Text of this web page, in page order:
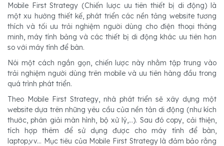
Mobile First Strategy (Chiến lược ưu tiên thiết bị di động) là
một xu hướng thiết kế, phát triển các nền tảng website tương
thích và tối ưu trải nghiệm người dùng cho điện thoại thông
minh, máy tính bảng và các thiết bị di động khác ưu tiên hơn
so với máy tính để bàn.
Nói một cách ngắn gọn, chiến lược này nhằm tập trung vào
trải nghiệm người dùng trên mobile và ưu tiên hàng đầu trong
quá trình phát triển.
Theo Mobile First Strategy, nhà phát triển sẽ xây dựng một
website dựa trên những yêu cầu của nền tản di động (như kích
thước, phân giải màn hình, bộ xử lý,...). Sau đó copy, cải thiện,
tích hợp thêm để sử dụng được cho máy tính để bàn,
laptop,vv... Mục tiêu của Mobile First Strategy là đảm bảo rằng